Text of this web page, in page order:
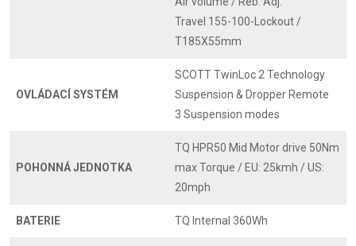
Travel 155-100-Lockout /
T185X55mm
OVLÁDACÍ SYSTÉM
SCOTT TwinLoc 2 Technology
Suspension & Dropper Remote
3 Suspension modes
POHONNÁ JEDNOTKA
TQ HPR50 Mid Motor drive 50Nm
max Torque / EU: 25kmh / US:
20mph
BATERIE TQ Internal 360Wh